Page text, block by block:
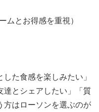
ムとお得感を重視）
した食感を楽しみたい」
達とシェアしたい」「質
方はローソンを選ぶのが